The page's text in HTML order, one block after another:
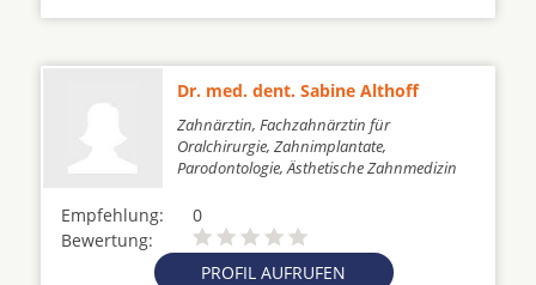
Dr. med. dent. Sabine Althoff
Zahnärztin, Fachzahnärztin für
Oralchirurgie, Zahnimplantate,
Parodontologie, Ästhetische Zahnmedizin
Empfehlung:
0
Bewertung:
PROFIL AUFRUFEN